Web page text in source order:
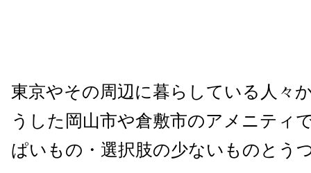
東京やその周辺に暮らしている人々
うした岡山市や倉敷市のアメニティ
ぱいもの・選択肢の少ないものとう